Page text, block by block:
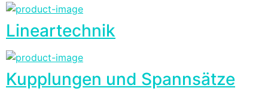
Lineartechnik
Kupplungen und Spannsätze